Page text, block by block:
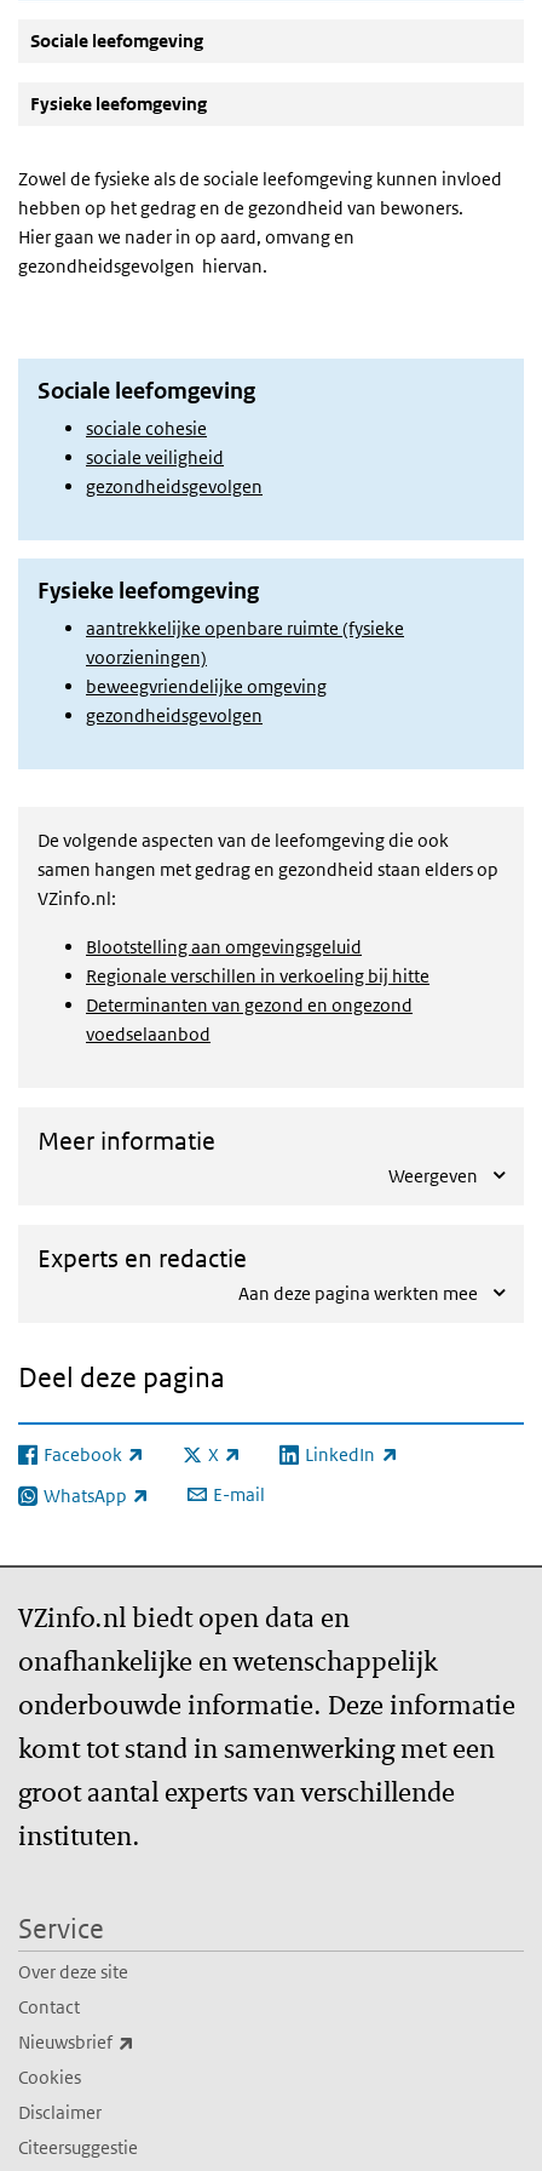
Sociale leefomgeving
Fysieke leefomgeving
Zowel de fysieke als de sociale leefomgeving kunnen invloed
hebben op het gedrag en de gezondheid van bewoners.
Hier gaan we nader in op aard, omvang en
gezondheidsgevolgen hiervan.
Sociale leefomgeving
sociale cohesie
sociale veiligheid
gezondheidsgevolgen
Fysieke leefomgeving
aantrekkelijke openbare ruimte (fysieke
voorzieningen)
beweegvriendelijke omgeving
gezondheidsgevolgen
De volgende aspecten van de leefomgeving die ook
samen hangen met gedrag en gezondheid staan elders op
VZinfo.nl:
Blootstelling aan omgevingsgeluid
Regionale verschillen in verkoeling bij hitte
Determinanten van gezond en ongezond
voedselaanbod
Meer informatie
Weergeven
Experts en redactie
Aan deze pagina werkten mee
Deel deze pagina
Facebook
(externe link) X
(externe link) LinkedIn
(externe link)
WhatsApp
(externe link) E-mail
VZinfo.nl biedt open data en
onafhankelijke en wetenschappelijk
onderbouwde informatie. Deze informatie
komt tot stand in samenwerking met een
groot aantal experts van verschillende
instituten.
Service
Over deze site
Contact
Nieuwsbrief
Cookies
Disclaimer
Citeersuggestie